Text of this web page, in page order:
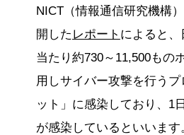
NICT（情報通信研究機構
開した レポート によると、
当たり約730～11,500もの
用しサイバー攻撃を行う
ット」に感染しており、1
が感染しているといいます